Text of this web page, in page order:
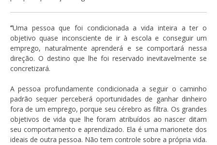
“Uma pessoa que foi condicionada a vida inteira a ter o
objetivo quase inconsciente de ir à escola e conseguir um
emprego, naturalmente aprenderá e se comportará nessa
direção. O destino que lhe foi reservado inevitavelmente se
concretizará.
A pessoa profundamente condicionada a seguir o caminho
padrão sequer perceberá oportunidades de ganhar dinheiro
fora de um emprego, porque seu cérebro as filtra. Os grandes
objetivos de vida que lhe foram atribuídos ao nascer ditam
seu comportamento e aprendizado. Ela é uma marionete dos
ideais de outra pessoa. Não tem controle sobre a própria vida.